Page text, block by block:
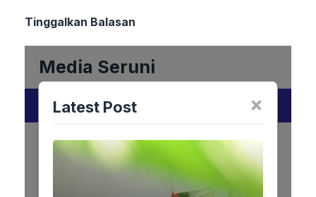
Tinggalkan Balasan